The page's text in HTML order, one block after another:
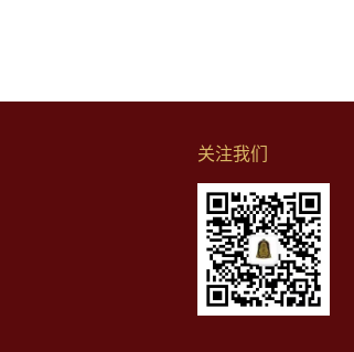
关注我们